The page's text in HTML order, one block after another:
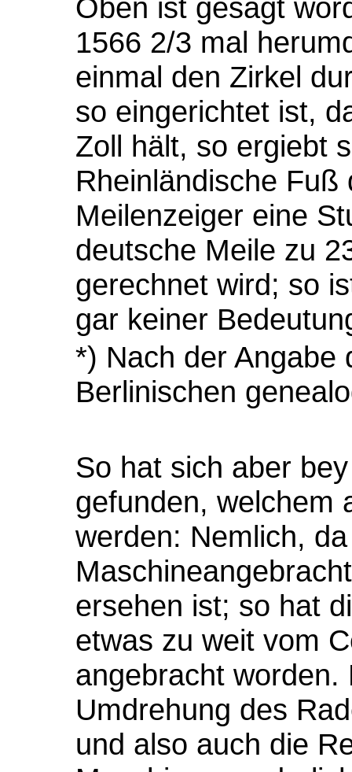
Oben ist gesagt
1566 2/3 mal
einmal den Zirkel
so eingerichtet ist,
Zoll hält, so ergiebt
Rheinländische
Meilenzeiger eine
deutsche Meile zu
gerechnet wird; so
gar keiner
*) Nach der Angabe
Berlinischen
So hat sich aber
gefunden, welchem
werden: Nemlich,
ersehen ist; so hat
etwas zu weit vom
angebracht worden.
Umdrehung des
und also auch die